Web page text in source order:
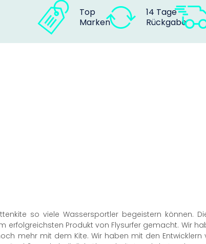
Top
Marken
14 Tage
Rückgabe
so viele Wassersportler begeistern können.
Produkt von Flysurfer gemacht. Wir
mehr mit dem Kite. Wir haben mit den Entwicklern